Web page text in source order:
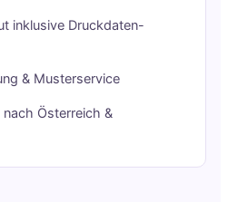
inklusive Druckdaten-
& Musterservice
nach Österreich &